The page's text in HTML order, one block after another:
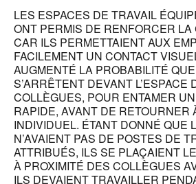
LES ESPACES DE TRAVAIL
ONT PERMIS DE RENFORCER LA
CAR ILS PERMETTAIENT AUX
FACILEMENT UN CONTACT
AUGMENTÉ LA PROBABILITÉ
S’ARRÊTENT DEVANT L’ESPACE
COLLÈGUES, POUR ENTAMER
RAPIDE, AVANT DE RETOURNER
INDIVIDUEL. ÉTANT DONNÉ QUE
N’AVAIENT PAS DE POSTES DE
ATTRIBUÉS, ILS SE PLAÇAIENT
À PROXIMITÉ DES COLLÈGUES
ILS DEVAIENT TRAVAILLER